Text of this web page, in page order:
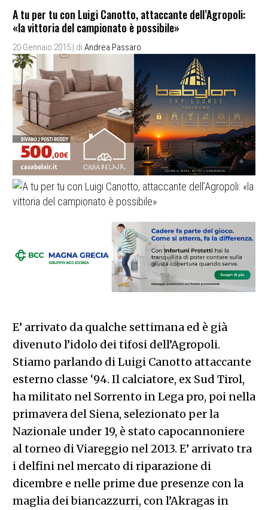
A tu per tu con Luigi Canotto, attaccante dell’Agropoli:
«la vittoria del campionato è possibile»
20 Gennaio 2015 | di Andrea Passaro
E’ arrivato da qualche settimana ed è già
divenuto l’idolo dei tifosi dell’Agropoli.
Stiamo parlando di Luigi Canotto attaccante
esterno classe ‘94. Il calciatore, ex Sud Tirol,
ha militato nel Sorrento in Lega pro, poi nella
primavera del Siena, selezionato per la
Nazionale under 19, è stato capocannoniere
al torneo di Viareggio nel 2013. E’ arrivato tra
i delfini nel mercato di riparazione di
dicembre e nelle prime due presenze con la
maglia dei biancazzurri, con l’Akragas in